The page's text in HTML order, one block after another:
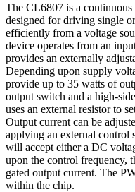
The CL6807 is a
designed for driving single
efficiently from a voltage
device operates from an
provides an externally
Depending upon supply
provide up to 35 watts of
output switch and a high-
uses an external resistor to
Output current can be
applying an external
will accept either a DC
upon the control frequency,
gated output current. The
within the chip.